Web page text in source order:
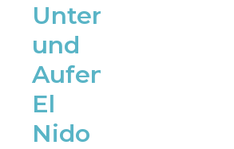
Unterkünfte
und
Aufenthaltsdauer
El
Nido